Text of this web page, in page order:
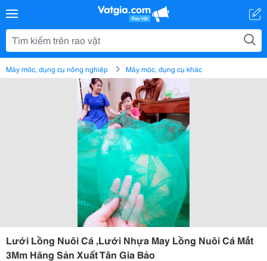
Máy móc, dụng cụ nông nghiệp Máy móc, dụng cụ khác
Lưới Lồng Nuôi Cá ,Lưới Nhựa May Lồng Nuôi Cá Mắt
3Mm Hãng Sản Xuất Tân Gia Bảo